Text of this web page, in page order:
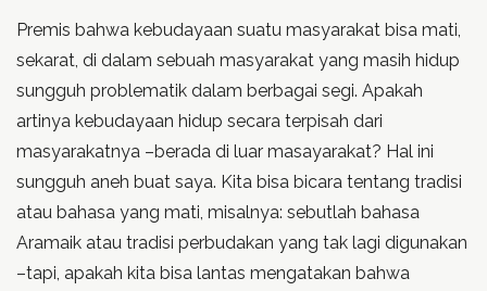
Premis bahwa kebudayaan suatu masyarakat bisa mati,
sekarat, di dalam sebuah masyarakat yang masih hidup
sungguh problematik dalam berbagai segi. Apakah
artinya kebudayaan hidup secara terpisah dari
masyarakatnya –berada di luar masayarakat? Hal ini
sungguh aneh buat saya. Kita bisa bicara tentang tradisi
atau bahasa yang mati, misalnya: sebutlah bahasa
Aramaik atau tradisi perbudakan yang tak lagi digunakan
–tapi, apakah kita bisa lantas mengatakan bahwa